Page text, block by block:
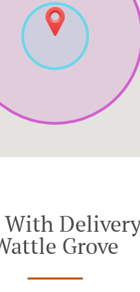
With
Grove